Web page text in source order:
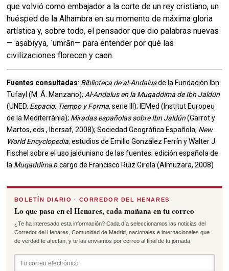
que volvió como embajador a la corte de un rey cristiano, un
huésped de la Alhambra en su momento de máxima gloria
artística y, sobre todo, el pensador que dio palabras nuevas
—ʿaṣabiyya, ʿumrān— para entender por qué las
civilizaciones florecen y caen.
Fuentes consultadas: Biblioteca de al-Andalusde la Fundación Ibn
Tufayl (M. Á. Manzano); Al-Andalus en la Muqaddima de Ibn Jaldūn
(UNED, Espacio, Tiempo y Forma, serie III); IEMed (Institut Europeu
de la Mediterrània); Miradas españolas sobre Ibn Jaldún(Garrot y
Martos, eds., Ibersaf, 2008); Sociedad Geográfica Española; New
World Encyclopedia; estudios de Emilio González Ferrín y Walter J.
Fischel sobre el uso jalduniano de las fuentes; edición española de
la Muqaddimaa cargo de Francisco Ruiz Girela (Almuzara, 2008)
BOLETÍN DIARIO · CORREDOR DEL HENARES
Lo que pasa en el Henares, cada mañana en tu correo
¿Te ha interesado esta información? Cada día seleccionamos las noticias del
Corredor del Henares, Comunidad de Madrid, nacionales e internacionales que
de verdad te afectan, y te las enviamos por correo al final de tu jornada.